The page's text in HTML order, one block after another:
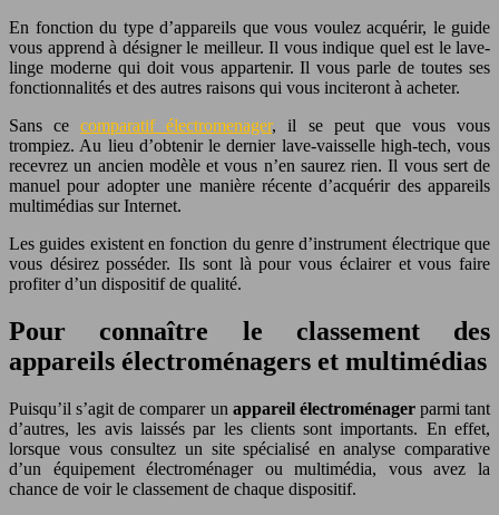
En fonction du type d’appareils que vous voulez acquérir, le guide
vous apprend à désigner le meilleur. Il vous indique quel est le lave-
linge moderne qui doit vous appartenir. Il vous parle de toutes ses
fonctionnalités et des autres raisons qui vous inciteront à acheter.
Sans cecomparatif électromenager, il se peut que vous vous
trompiez. Au lieu d’obtenir le dernier lave-vaisselle high-tech, vous
recevrez un ancien modèle et vous n’en saurez rien. Il vous sert de
manuel pour adopter une manière récente d’acquérir des appareils
multimédias sur Internet.
Les guides existent en fonction du genre d’instrument électrique que
vous désirez posséder. Ils sont là pour vous éclairer et vous faire
profiter d’un dispositif de qualité.
Pour connaître le classement des
appareils électroménagers et multimédias
Puisqu’il s’agit de comparer un appareil électroménager parmi tant
d’autres, les avis laissés par les clients sont importants. En effet,
lorsque vous consultez un site spécialisé en analyse comparative
d’un équipement électroménager ou multimédia, vous avez la
chance de voir le classement de chaque dispositif.